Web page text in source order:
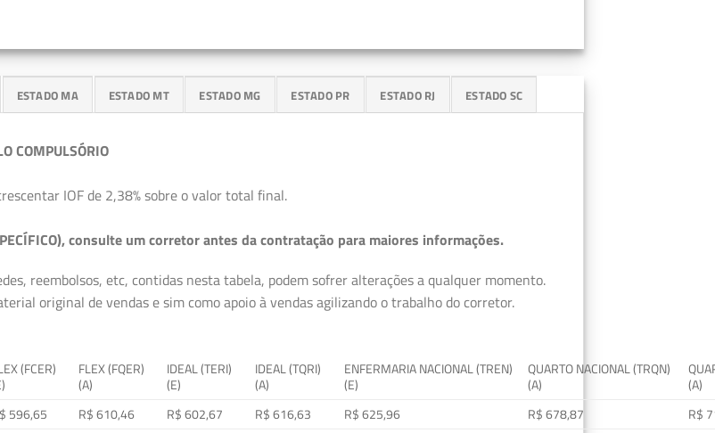
ESTADO MA ESTADO MT ESTADO MG ESTADO PR ESTADO RJ ESTADO SC
COMPULSÓRIO
IOF de 2,38% sobre o valor total final.
consulte um corretor antes da contratação para maiores informações.
reembolsos, etc, contidas nesta tabela, podem sofrer alterações a qualquer momento.
original de vendas e sim como apoio à vendas agilizando o trabalho do corretor.
(FCER)
FLEX (FQER)
(A)
IDEAL (TERI)
(E)
IDEAL (TQRI)
(A)
ENFERMARIA NACIONAL (TREN)
(E)
QUARTO NACIONAL (TRQN)
(A)
(A)
596,65 R$ 610,46 R$ 602,67 R$ 616,63 R$ 625,96 R$ 678,87
R$